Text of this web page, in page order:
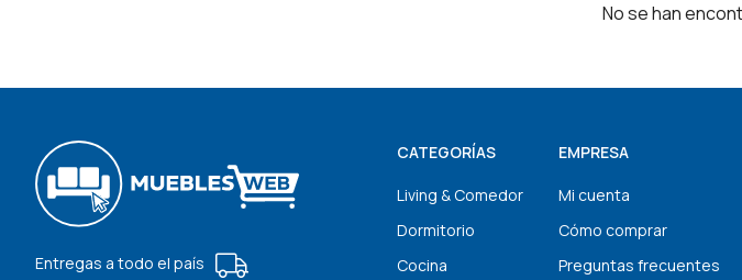
No se han
Entregas a todo el país
CATEGORÍAS
Living & Comedor
Dormitorio
Cocina
EMPRESA
Mi cuenta
Cómo comprar
Preguntas frecuentes